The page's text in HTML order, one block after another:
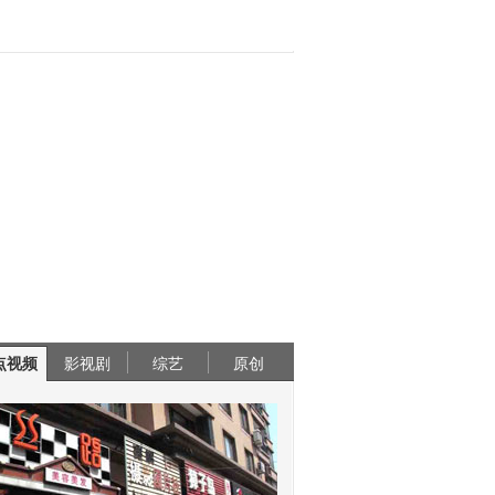
视频 影视剧 综艺 原创